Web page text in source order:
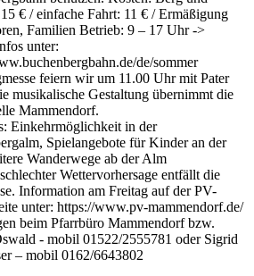
€ / einfache Fahrt: 11 € / Ermäßigung
Familien Betrieb: 9 – 17 Uhr ->
unter:
de/sommer
feiern wir um 11.00 Uhr mit Pater
musikalische Gestaltung übernimmt die
Mammendorf.
Einkehrmöglichkeit in der
Spielangebote für Kinder an der
Wanderwege ab der Alm
Wettervorhersage entfällt die
Information am Freitag auf der PV-
unter: https://www.pv-mammendorf.de/
beim Pfarrbüro Mammendorf bzw.
- mobil 01522/2555781 oder Sigrid
– mobil 0162/6643802